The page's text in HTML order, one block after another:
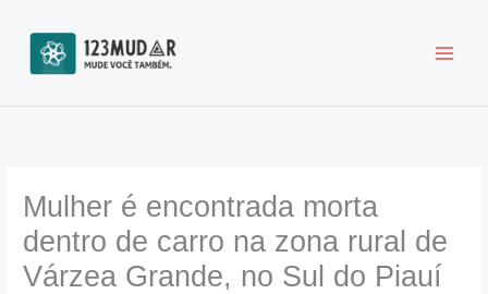
para
conteúdo
Mulher é encontrada morta
dentro de carro na zona rural de
Várzea Grande, no Sul do Piauí